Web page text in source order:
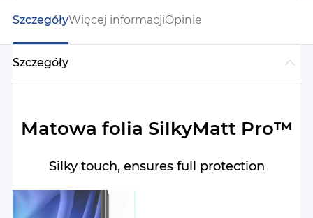
SzczegółyWięcej informacjiOpinie
Szczegóły
Matowa folia SilkyMatt Pro™
Silky touch, ensures full protection